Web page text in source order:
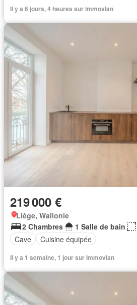
Il y a 6 jours, 4 heures sur immovlan
219 000 €
Liège, Wallonie
2 Chambres
1 Salle de bain
Cave
Cuisine équipée
Il y a 1 semaine, 1 jour sur Immovlan